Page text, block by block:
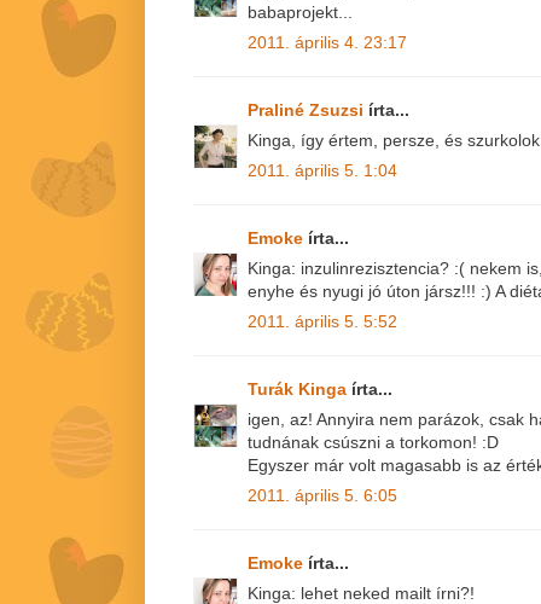
babaprojekt...
2011. április 4. 23:17
Praliné Zsuzsi írta...
Kinga, így értem, persze, és
2011. április 5. 1:04
Emoke írta...
Kinga: inzulinrezisztencia? :( nekem
enyhe és nyugi jó úton jársz!!! :) A
2011. április 5. 5:52
Turák Kinga írta...
igen, az! Annyira nem parázok, csak
tudnának csúszni a torkomon! :D
Egyszer már volt magasabb is az
2011. április 5. 6:05
Emoke írta...
Kinga: lehet neked mailt írni?!